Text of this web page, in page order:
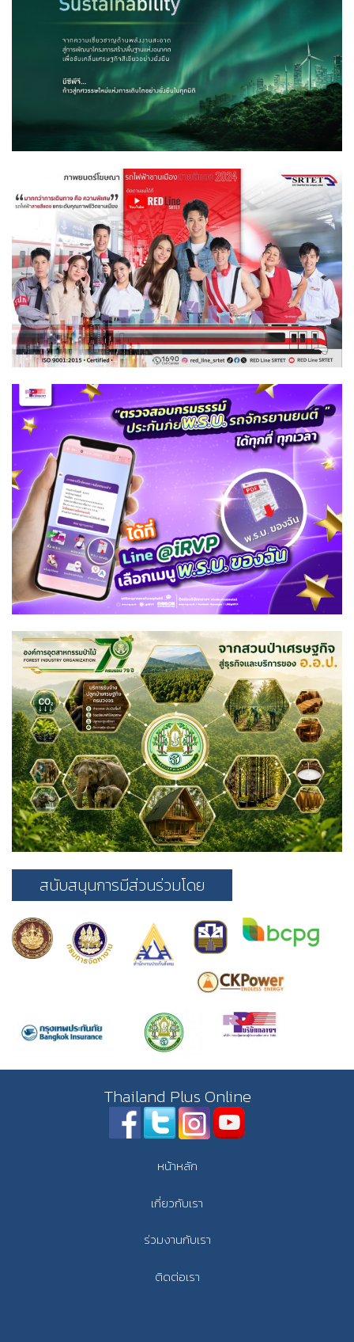
สนับสนุนการมีส่วนร่วมโดย
Thailand Plus Online
หน้าหลัก
เกี่ยวกับเรา
ร่วมงานกับเรา
ติดต่อเรา